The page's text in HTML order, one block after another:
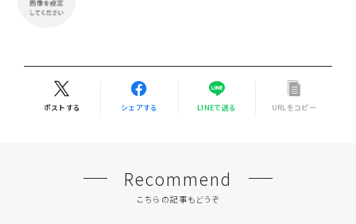
ポストする シェアする LINEで送る URLをコピー
Recommend
こちらの記事もどうぞ